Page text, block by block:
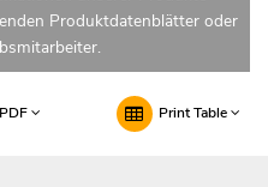
Produktdatenblätter oder
PDF Print Table